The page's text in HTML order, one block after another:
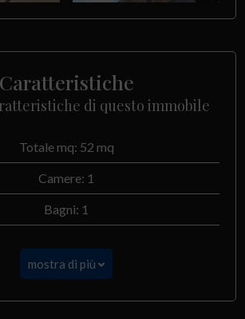
Caratteristiche
di questo immobile
Totale mq: 52 mq
Camere: 1
Bagni: 1
mostra di più